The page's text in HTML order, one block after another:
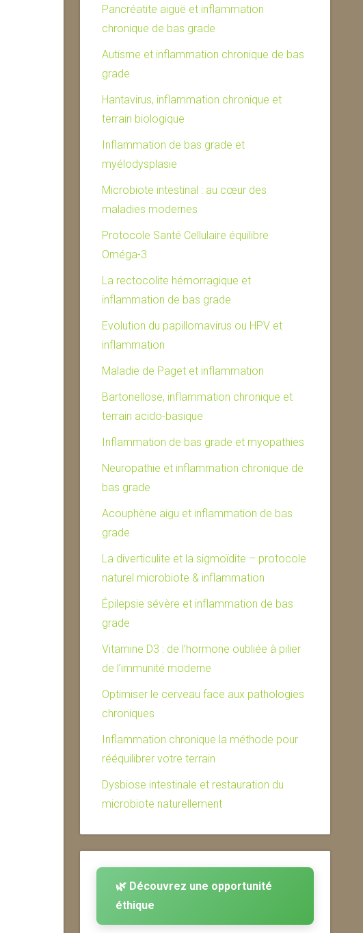
Pancréatite aiguë et inflammation
chronique de bas grade
Autisme et inflammation chronique de bas
grade
Hantavirus, inflammation chronique et
terrain biologique
Inflammation de bas grade et
myélodysplasie
Microbiote intestinal : au cœur des
maladies modernes
Protocole Santé Cellulaire équilibre
Oméga-3
La rectocolite hémorragique et
inflammation de bas grade
Evolution du papillomavirus ou HPV et
inflammation
Maladie de Paget et inflammation
Bartonellose, inflammation chronique et
terrain acido-basique
Inflammation de bas grade et myopathies
Neuropathie et inflammation chronique de
bas grade
Acouphène aigu et inflammation de bas
grade
La diverticulite et la sigmoïdite – protocole
naturel microbiote & inflammation
Épilepsie sévère et inflammation de bas
grade
Vitamine D3 : de l’hormone oubliée à pilier
de l’immunité moderne
Optimiser le cerveau face aux pathologies
chroniques
Inflammation chronique la méthode pour
rééquilibrer votre terrain
Dysbiose intestinale et restauration du
microbiote naturellement
🌿 Découvrez une opportunité
éthique